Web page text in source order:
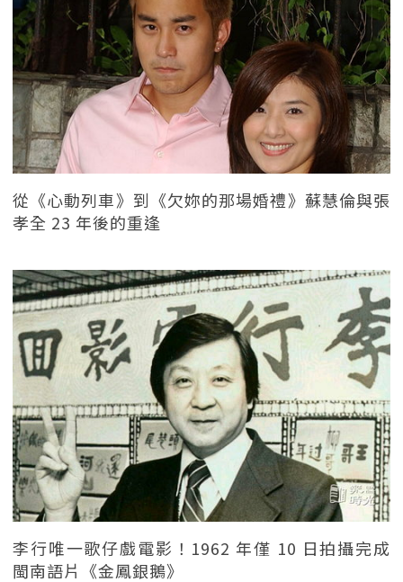
從《心動列車》到《欠妳的那場婚禮》蘇慧倫與張
孝全 23 年後的重逢
李行唯一歌仔戲電影！1962 年僅 10 日拍攝完成
閩南語片《金鳳銀鵝》